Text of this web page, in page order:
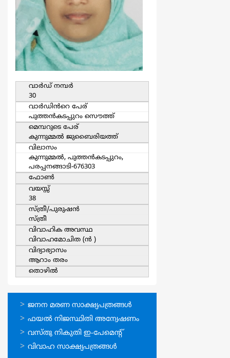
വാര്‍ഡ്‌ നമ്പര്‍
30
വാര്‍ഡിൻറെ പേര്
പുത്തന്‍കടപ്പുറം സൌത്ത്
മെമ്പറുടെ പേര്
കുന്നുമ്മല്‍ ജുബൈരിയത്ത്
വിലാസം
കുന്നുമ്മല്‍, പുത്തന്‍കടപ്പുറം,
പരപ്പനങ്ങാടി-676303
ഫോൺ
വയസ്സ്
38
സ്ത്രീ/പുരുഷന്‍
സ്ത്രീ
വിവാഹിക അവസ്ഥ
വിവാഹമോചിത (ന്‍ )
വിദ്യാഭ്യാസം
ആറാം തരം
തൊഴില്‍
ഓണ്‍ലൈന്‍
സേവനങ്ങള്‍
ജനന മരണ സാക്ഷ്യപത്രങ്ങള്‍
ഫയല്‍ നിജസ്ഥിതി അന്വേഷണം
വസ്തു നികുതി ഇ-പേമെന്റ്
വിവാഹ സാക്ഷ്യപത്രങ്ങള്‍